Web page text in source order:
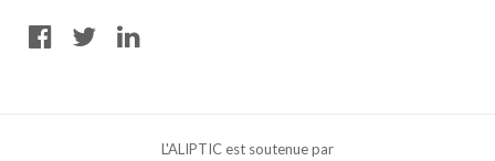
L'ALIPTIC est soutenue par